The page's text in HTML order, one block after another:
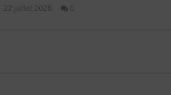
22 juillet 2026
0